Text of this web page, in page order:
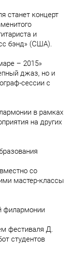
станет концерт
и
бэнд» (США).
– 2015»
джаз, но и
сессии с
в рамках
на других
со
мастер-классы
филармонии
фестиваля Д.
студентов